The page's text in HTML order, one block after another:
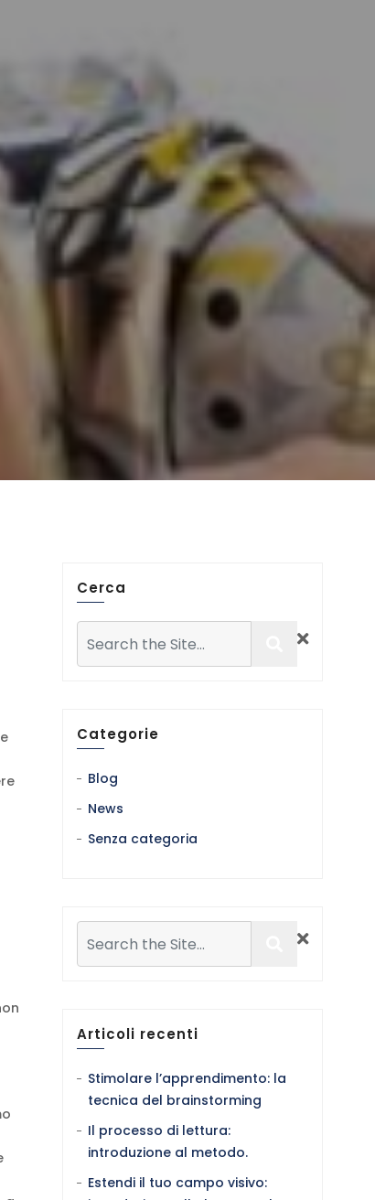
Cerca
Categorie
Blog
News
Senza categoria
Articoli recenti
Stimolare l’apprendimento: la
tecnica del brainstorming
Il processo di lettura:
introduzione al metodo.
Estendi il tuo campo visivo: